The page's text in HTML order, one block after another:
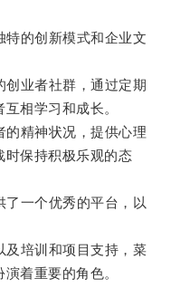
的创新模式和企业文
业者社群，通过定期
相学习和成长。
精神状况，提供心理
时保持积极乐观的态
一个优秀的平台，以
培训和项目支持，菜
着重要的角色。